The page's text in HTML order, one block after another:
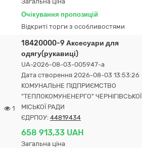
Очікування пропозицій
Відкриті торги з особливостями
1
18420000-9 Аксесуари для
одягу(рукавиці)
UA-2026-08-03-005947-a
Дата створення 2026-08-03 13:53:26
КОМУНАЛЬНЕ ПІДПРИЄМСТВО
"ТЕПЛОКОМУНЕНЕРГО" ЧЕРНІГІВСЬКОЇ
МІСЬКОЇ РАДИ
ЄДРПОУ: 44819434
658 913,33 UAH
Загальна ціна